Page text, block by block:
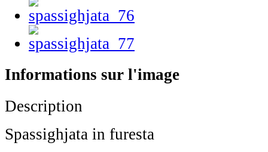
Informations sur l'image
Description
Spassighjata in furesta